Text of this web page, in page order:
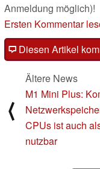
Anmeldung möglich)!
Ersten Kommentar
Diesen Artikel
⟨
Ältere News
M1 Mini Plus:
CPUs ist auch
nutzbar